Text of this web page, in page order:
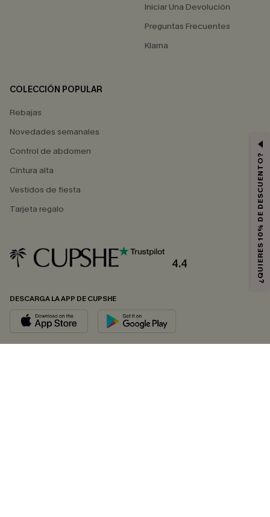
Iniciar Una Devolución
Preguntas Frecuentes
Klarna
COLECCIÓN POPULAR
Rebajas
Novedades semanales
Control de abdomen
Cintura alta
Vestidos de fiesta
Tarjeta regalo
4.4
DESCARGA LA APP DE CUPSHE
¿QUIERES 10% DE DESCUENTO?